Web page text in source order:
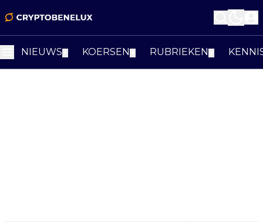
NIEUWS KOERSEN RUBRIEKEN